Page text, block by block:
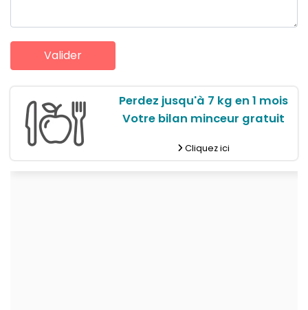
Perdez jusqu'à 7 kg en 1 mois
Votre bilan minceur gratuit
Cliquez ici